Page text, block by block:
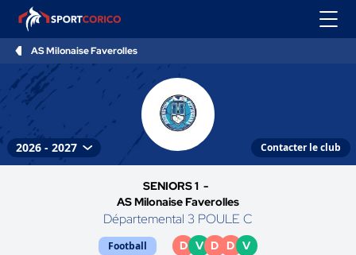
AS Milonaise Faverolles
Contacter le club
SENIORS 1 -
AS Milonaise Faverolles
Départemental 3 POULE C
Football D V D D V